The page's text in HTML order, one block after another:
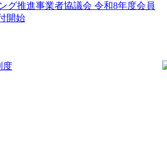
グ推進事業者協議会 令和8年度会員
開始